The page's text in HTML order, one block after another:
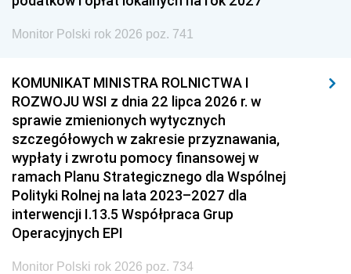
Monitor Polski rok 2026 poz. 741
KOMUNIKAT MINISTRA ROLNICTWA I
ROZWOJU WSI z dnia 22 lipca 2026 r. w
sprawie zmienionych wytycznych
szczegółowych w zakresie przyznawania,
wypłaty i zwrotu pomocy finansowej w
ramach Planu Strategicznego dla Wspólnej
Polityki Rolnej na lata 2023–2027 dla
interwencji I.13.5 Współpraca Grup
Operacyjnych EPI
Monitor Polski rok 2026 poz. 734